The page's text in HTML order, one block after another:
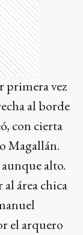
primera vez
al borde
con cierta
Magallán.
alto.
área chica
el arquero